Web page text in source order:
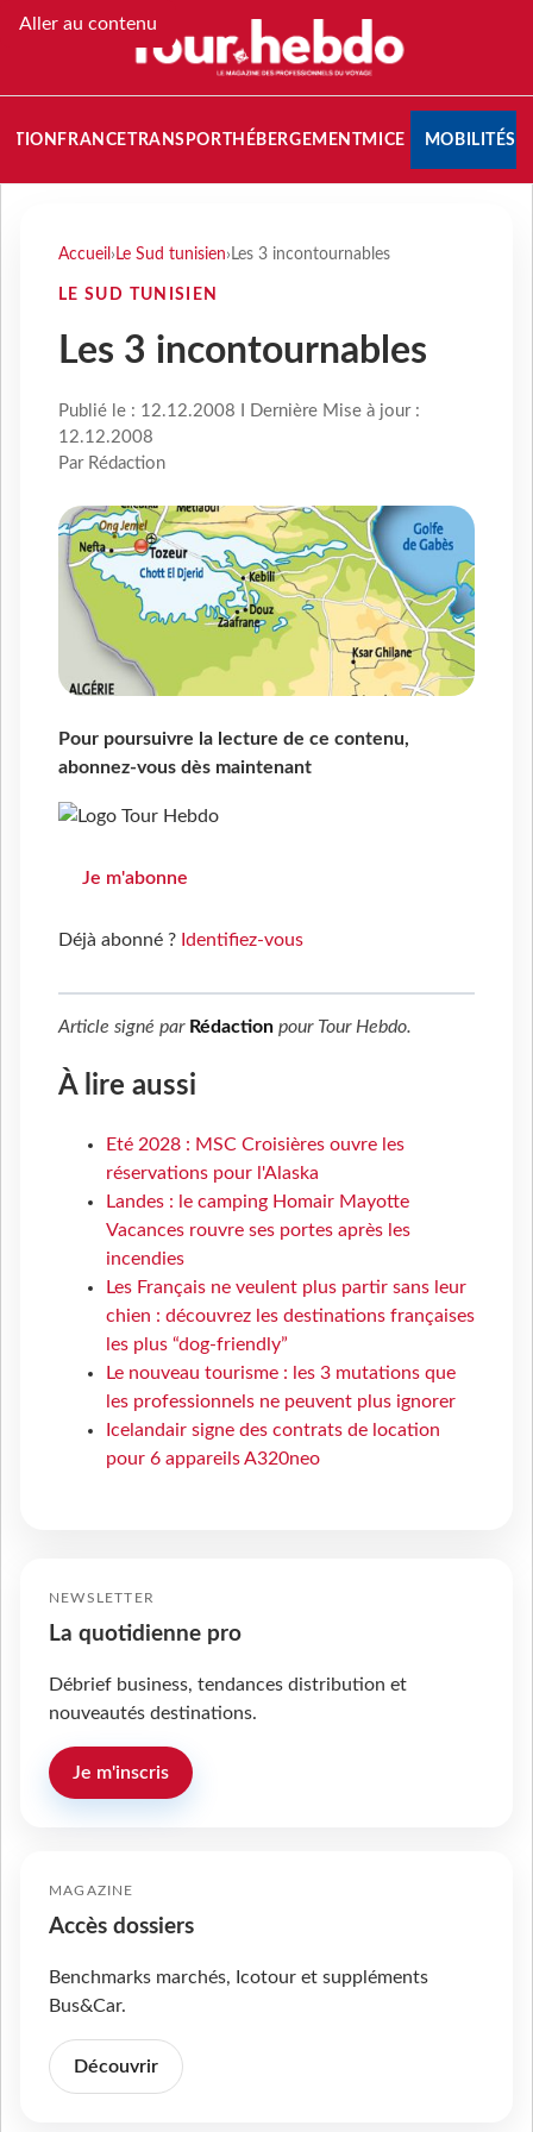
Aller au contenu
FRANCETRANSPORT HÉBERGEMENTMICE MOBILITÉS
Accueil › Le Sud tunisien› Les 3 incontournables
LE SUD TUNISIEN
Les 3 incontournables
Publié le : 12.12.2008 I Dernière Mise à jour :
12.12.2008
Par Rédaction
Pour poursuivre la lecture de ce contenu,
abonnez-vous dès maintenant
Je m'abonne
Déjà abonné ? Identifiez-vous
Article signé par Rédaction pour Tour Hebdo.
À lire aussi
Eté 2028 : MSC Croisières ouvre les
réservations pour l'Alaska
Landes : le camping Homair Mayotte
Vacances rouvre ses portes après les
incendies
Les Français ne veulent plus partir sans leur
chien : découvrez les destinations françaises
les plus “dog-friendly”
Le nouveau tourisme : les 3 mutations que
les professionnels ne peuvent plus ignorer
Icelandair signe des contrats de location
pour 6 appareils A320neo
NEWSLETTER
La quotidienne pro
Débrief business, tendances distribution et
nouveautés destinations.
Je m'inscris
MAGAZINE
Accès dossiers
Benchmarks marchés, Icotour et suppléments
Bus&Car.
Découvrir